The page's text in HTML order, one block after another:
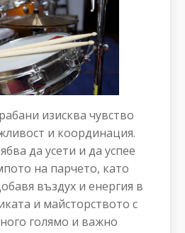
изисква чувство
и координация.
да усети и да успее
на парчето, като
въздух и енергия в
и майсторството с
голямо и важно